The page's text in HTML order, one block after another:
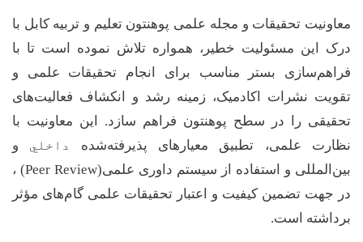
معاونیت تحقیقات و مجله علمی پوهنتون تعلیم و تربیه کابل با
درک این مسئولیت خطیر، همواره تلاش نموده است تا با
فراهم‌سازی بستر مناسب برای انجام تحقیقات علمی و
تقویت نشرات اکادمیک، زمینه رشد و انکشاف فعالیت‌های
تحقیقی را در سطح پوهنتون فراهم سازد. این معاونیت با
نظارت علمی، تطبیق معیارهای پذیرفته‌شده
داخلي و
بین‌المللی و استفاده از سیستم داوری علمی(Peer Review) ،
در جهت تضمین کیفیت و اعتبار تحقیقات علمی گام‌های مؤثر
برداشته است.